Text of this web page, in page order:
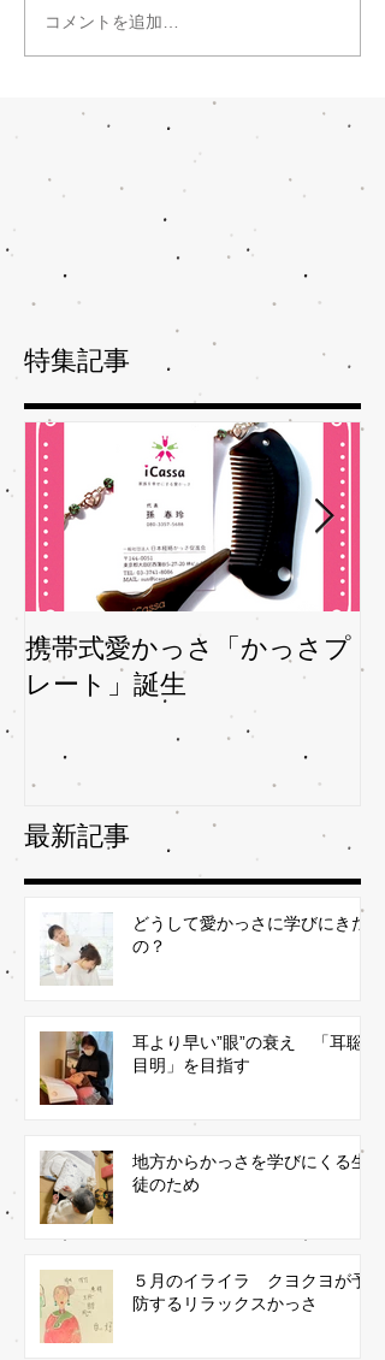
コメントを追加…
特集記事
携帯式愛かっさ「かっさプ
レート」誕生
最新記事
どうして愛かっさに学びにきた
の？
耳より早い”眼”の衰え 「耳聡
目明」を目指す
地方からかっさを学びにくる生
徒のため
５月のイライラ クヨクヨが予
防するリラックスかっさ